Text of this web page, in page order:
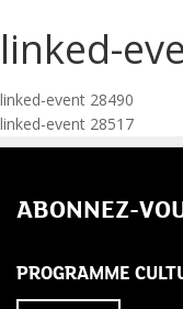
linked-
Navigation
de
l’article
linked-event 28490
linked-event 28517
ABONNEZ-
PROGRAMME